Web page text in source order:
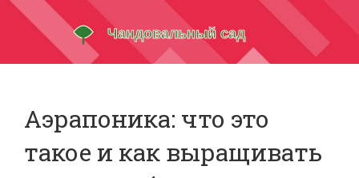
Аэрапоника: что это
такое и как выращивать